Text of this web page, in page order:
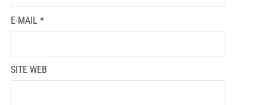
E-MAIL *
SITE WEB